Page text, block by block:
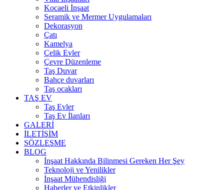
Kocaeli İnşaat
Seramik ve Mermer Uygulamaları
Dekorasyon
Çatı
Kamelya
Çelik Evler
Çevre Düzenleme
Taş Duvar
Bahçe duvarları
Taş ocakları
TAŞ EV
Taş Evler
Taş Ev İlanları
GALERİ
İLETİŞİM
SÖZLEŞME
BLOG
İnşaat Hakkında Bilinmesi Gereken Her Şey
Teknoloji ve Yenilikler
İnşaat Mühendisliği
Haberler ve Etkinlikler